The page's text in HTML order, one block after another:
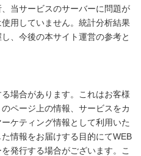
当サービスのサーバーに問題が
用していません。統計分析結果
、今後の本サイト運営の参考と
場合があります。これはお客様
ページ上の情報、サービスをカ
ケティング情報として利用いた
情報をお届けする目的にてWEB
発行する場合がございます。こ